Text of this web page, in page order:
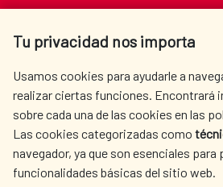
Tu privacidad nos importa
Usamos cookies para ayudarle a
realizar ciertas funciones. Encontrará
sobre cada una de las cookies en las
Las cookies categorizadas como
navegador, ya que son esenciales para
funcionalidades básicas del sitio web.
Tel. +34 900 20 30 54​​​​​​​
AECID
SPANISH HUMANITARIAN
ACTION